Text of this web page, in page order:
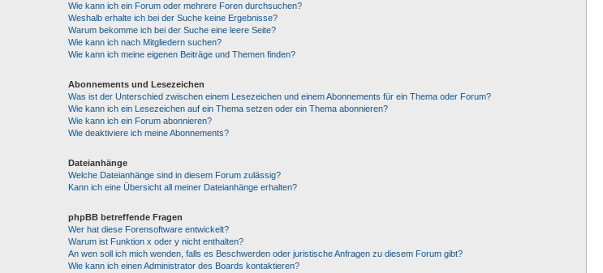
Wie kann ich ein Forum oder mehrere Foren durchsuchen?
Weshalb erhalte ich bei der Suche keine Ergebnisse?
Warum bekomme ich bei der Suche eine leere Seite?
Wie kann ich nach Mitgliedern suchen?
Wie kann ich meine eigenen Beiträge und Themen finden?
Abonnements und Lesezeichen
Was ist der Unterschied zwischen einem Lesezeichen und einem Abonnements für ein Thema oder Forum?
Wie kann ich ein Lesezeichen auf ein Thema setzen oder ein Thema abonnieren?
Wie kann ich ein Forum abonnieren?
Wie deaktiviere ich meine Abonnements?
Dateianhänge
Welche Dateianhänge sind in diesem Forum zulässig?
Kann ich eine Übersicht all meiner Dateianhänge erhalten?
phpBB betreffende Fragen
Wer hat diese Forensoftware entwickelt?
Warum ist Funktion x oder y nicht enthalten?
An wen soll ich mich wenden, falls es Beschwerden oder juristische Anfragen zu diesem Forum gibt?
Wie kann ich einen Administrator des Boards kontaktieren?